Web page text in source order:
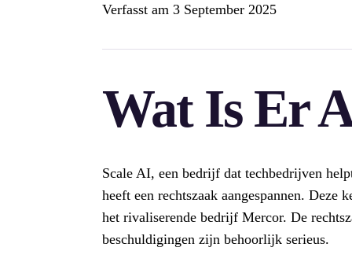
Verfasst am 3 September 2025
Wat Is Er
Scale AI, een bedrijf dat techbedrijven
heeft een rechtszaak aangespannen.
het rivaliserende bedrijf Mercor. De
beschuldigingen zijn behoorlijk serieus.